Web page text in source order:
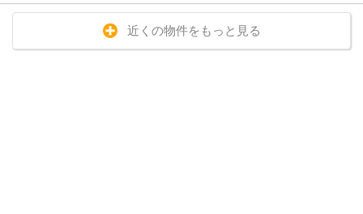
近くの物件をもっと見る